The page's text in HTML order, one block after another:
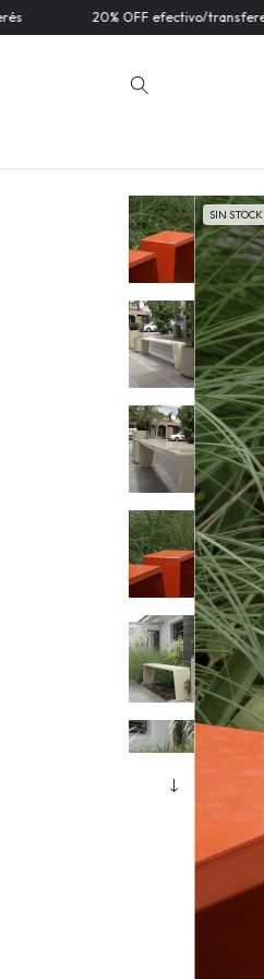
20% OFF efectivo/transferencia
SIN STOCK